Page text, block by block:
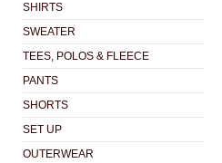
SHIRTS
SWEATER
TEES, POLOS & FLEECE
PANTS
SHORTS
SET UP
OUTERWEAR